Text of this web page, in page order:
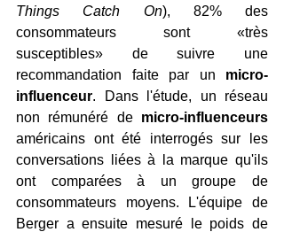
Things Catch On), 82% des
consommateurs sont «très
susceptibles» de suivre une
recommandation faite par un micro-
influenceur. Dans l'étude, un réseau
non rémunéré de
américains ont été interrogés sur les
conversations liées à la marque qu'ils
ont comparées à un groupe de
consommateurs moyens. L'équipe de
Berger a ensuite mesuré le poids de